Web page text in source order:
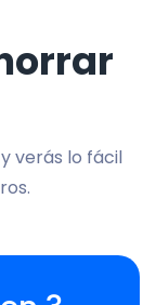
verás lo fácil